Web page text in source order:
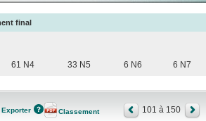
final
61 N4 33 N5 6 N6 6 N7
Exporter Classement 101 à 150